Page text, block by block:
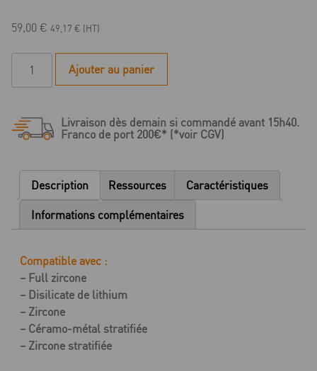
59,00 € 49,17 € (HT)
HT
g
Ajouter au panier
Livraison dès demain si commandé avant 15h40.
Franco de port 200€* (*voir CGV)
Description Ressources Caractéristiques
Informations complémentaires
Compatible avec :
– Full zircone
– Disilicate de lithium
– Zircone
– Céramo-métal stratifiée
– Zircone stratifiée